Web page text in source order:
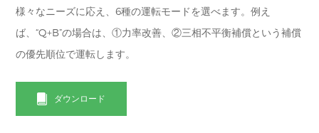
様々なニーズに応え、6種の運転モードを選べます。例え
ば、“Q+B”の場合は、①力率改善、②三相不平衡補償という補償
の優先順位で運転します。
ダウンロード